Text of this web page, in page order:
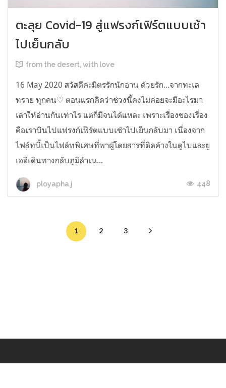
ตะลุย Covid-19 สู่แฟรงก์เฟิร์ตแบบเช้า
ไปเย็นกลับ
from the desert, with love
16 May 2020 สวัสดีค่ะมิตรรักนักอ่าน ด้วยรัก...จากทะเล
ทราย ทุกคน♡ ตอนแรกคิดว่าช่วงนี้คงไม่ค่อยจะมีอะไรมา
เล่าให้อ่านกันเท่าไร แต่ก็มีจนได้แหละ เพราะเรื่องของเรื่อง
คือเราบินไปแฟรงก์เฟิร์ตแบบเช้าไปเย็นกลับมา เนื่องจาก
ไฟล์ทนี้เป็นไฟล์ทพิเศษที่พาผู้โดยสารที่ติดค้างในดูไบและยู
เออีเดินทางกลับภูมิลำเน...
ployapha.j 448
1 2 3